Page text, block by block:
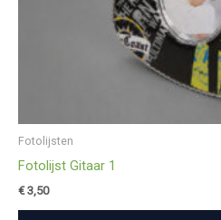
Fotolijsten
Fotolijst Gitaar 1
€3,50